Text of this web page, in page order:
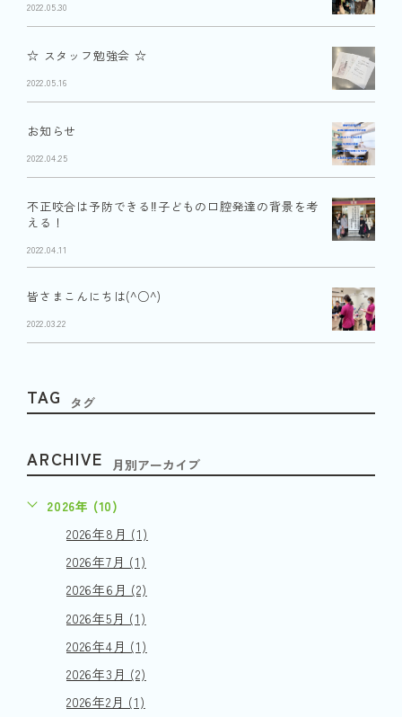
2022.05.30
☆ スタッフ勉強会 ☆
2022.05.16
お知らせ
2022.04.25
不正咬合は予防できる‼︎子どもの口腔発達の背景を考
える！
2022.04.11
皆さまこんにちは(^○^)
2022.03.22
TAG タグ
ARCHIVE 月別アーカイブ
2026年 (10)
2026年8月 (1)
2026年7月 (1)
2026年6月 (2)
2026年5月 (1)
2026年4月 (1)
2026年3月 (2)
2026年2月 (1)